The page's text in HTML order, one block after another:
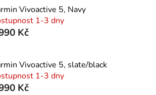
Vivoactive 5, Navy
1-3 dny
Kč
Vivoactive 5, slate/black
1-3 dny
Kč